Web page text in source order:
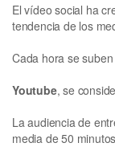
El vídeo social ha
tendencia de los
Cada hora se
Youtube, se
La audiencia de
media de 50